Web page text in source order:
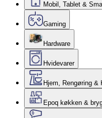
Mobil, Tablet &
Gaming
Hardware
Hvidevarer
Hjem, Rengøring &
Epoq køkken &